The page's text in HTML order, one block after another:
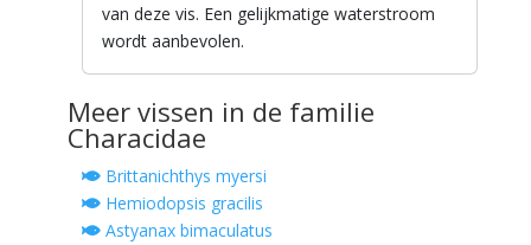
van deze vis. Een gelijkmatige waterstroom
wordt aanbevolen.
Meer vissen in de familie
Characidae
Brittanichthys myersi
Hemiodopsis gracilis
Astyanax bimaculatus